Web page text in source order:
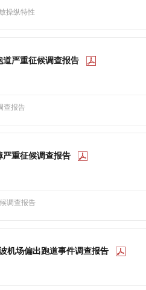
操纵特性
严重征候调查报告
查报告
重征候调查报告
调查报告
机场偏出跑道事件调查报告